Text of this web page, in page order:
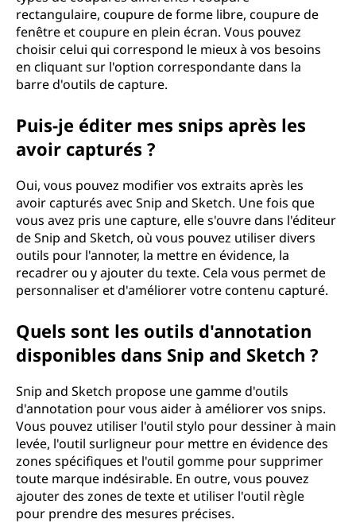
rectangulaire, coupure de forme libre, coupure de
fenêtre et coupure en plein écran. Vous pouvez
choisir celui qui correspond le mieux à vos besoins
en cliquant sur l'option correspondante dans la
barre d'outils de capture.
Puis-je éditer mes snips après les
avoir capturés ?
Oui, vous pouvez modifier vos extraits après les
avoir capturés avec Snip and Sketch. Une fois que
vous avez pris une capture, elle s'ouvre dans l'éditeur
de Snip and Sketch, où vous pouvez utiliser divers
outils pour l'annoter, la mettre en évidence, la
recadrer ou y ajouter du texte. Cela vous permet de
personnaliser et d'améliorer votre contenu capturé.
Quels sont les outils d'annotation
disponibles dans Snip and Sketch ?
Snip and Sketch propose une gamme d'outils
d'annotation pour vous aider à améliorer vos snips.
Vous pouvez utiliser l'outil stylo pour dessiner à main
levée, l'outil surligneur pour mettre en évidence des
zones spécifiques et l'outil gomme pour supprimer
toute marque indésirable. En outre, vous pouvez
ajouter des zones de texte et utiliser l'outil règle
pour prendre des mesures précises.